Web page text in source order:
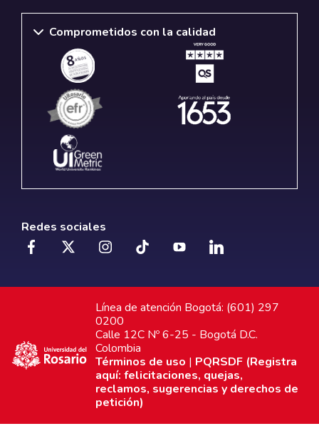
Comprometidos con la calidad
Redes sociales
Línea de atención Bogotá: (601) 297
0200
Calle 12C Nº 6-25 - Bogotá D.C.
Colombia
Términos de uso | PQRSDF (Registra
aquí: felicitaciones, quejas,
reclamos, sugerencias y derechos de
petición)